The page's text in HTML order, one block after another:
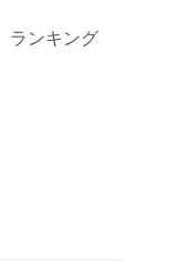
ランキング